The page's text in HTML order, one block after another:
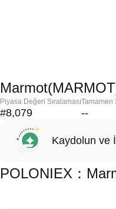
Piyasa Değeri Sıralaması
#8,079
Tamamen
--
Kaydolun ve
POLONIEX：